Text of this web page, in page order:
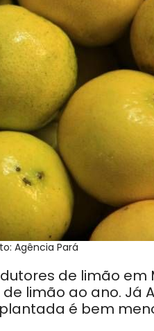
Agência Pará
de limão em
limão ao ano. Já
é bem